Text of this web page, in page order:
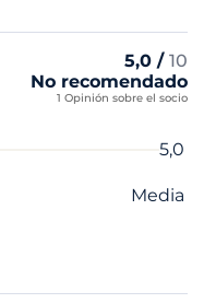
5,0 / 10
No recomendado
1 Opinión sobre el socio
5,0
Media